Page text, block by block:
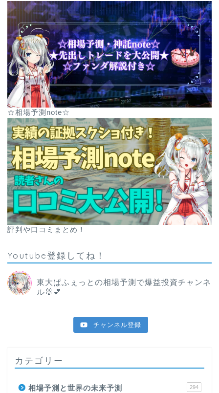
☆相場予測note☆
評判や口コミまとめ！
Youtube登録してね！
東大ぱふぇっとの相場予測で爆益投資チャンネ
ル🐰💕
チャンネル登録
カテゴリー
相場予測と世界の未来予測 294